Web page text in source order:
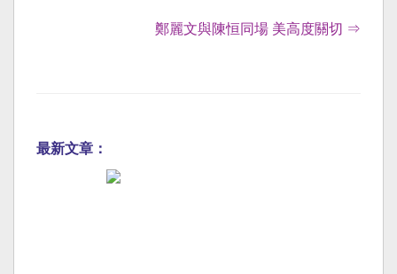
鄭麗文與陳恒同場 美高度關切 ⇒
最新文章：